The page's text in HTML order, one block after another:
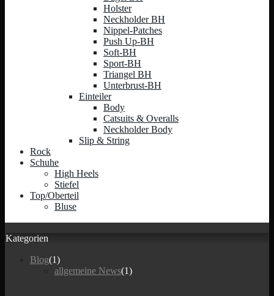
Holster
Neckholder BH
Nippel-Patches
Push Up-BH
Soft-BH
Sport-BH
Triangel BH
Unterbrust-BH
Einteiler
Body
Catsuits & Overalls
Neckholder Body
Slip & String
Rock
Schuhe
High Heels
Stiefel
Top/Oberteil
Bluse
Kategorien
Blog(1)
allgemeine News(1)